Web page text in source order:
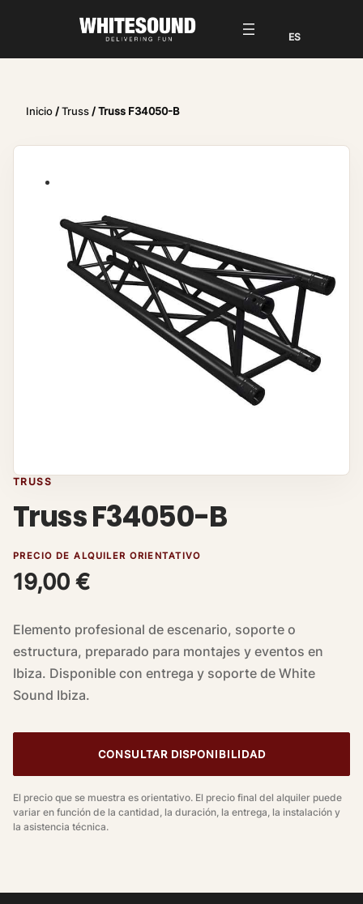
Inicio/Truss/ Truss F34050-B
TRUSS
Truss F34050-B
PRECIO DE ALQUILER ORIENTATIVO
19,00 €
Elemento profesional de escenario, soporte o
estructura, preparado para montajes y eventos en
Ibiza. Disponible con entrega y soporte de White
Sound Ibiza.
CONSULTAR DISPONIBILIDAD
El precio que se muestra es orientativo. El precio final del alquiler puede
variar en función de la cantidad, la duración, la entrega, la instalación y
la asistencia técnica.